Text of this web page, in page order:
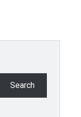
Search